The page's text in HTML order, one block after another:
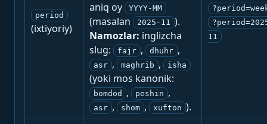
period
(ixtiyoriy)
aniq oy
YYYY-MM
(masalan 2025-11 ).
Namozlar: inglizcha
slug:
fajr , dhuhr ,
asr , maghrib , isha
(yoki mos kanonik:
bomdod , peshin ,
asr , shom , xufton ).
11